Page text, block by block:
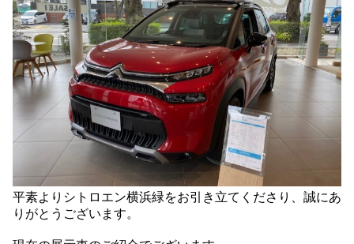
平素よりシトロエン横浜緑をお引き立てくださり、誠にあ
りがとうございます。